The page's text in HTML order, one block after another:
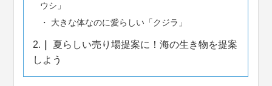
ウシ」
大きな体なのに愛らしい「クジラ」
2.
夏らしい売り場提案に！海の生き物を提案
しよう